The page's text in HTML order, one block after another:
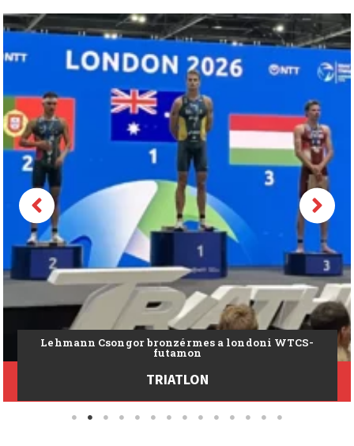
bronzérmes a londoni WTCS- Norris pole és